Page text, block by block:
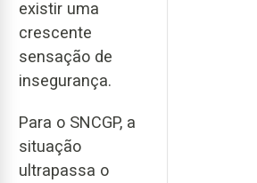
existir uma
crescente
sensação de
insegurança.
Para o SNCGP, a
situação
ultrapassa o